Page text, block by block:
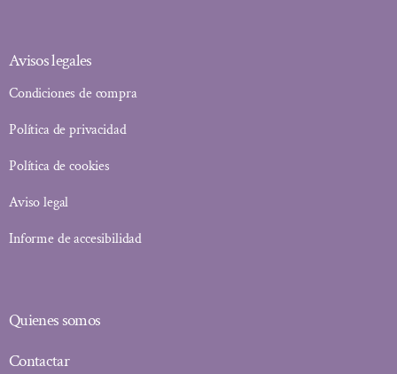
Avisos legales
Condiciones de compra
Política de privacidad
Política de cookies
Aviso legal
Informe de accesibilidad
Quienes somos
Contactar